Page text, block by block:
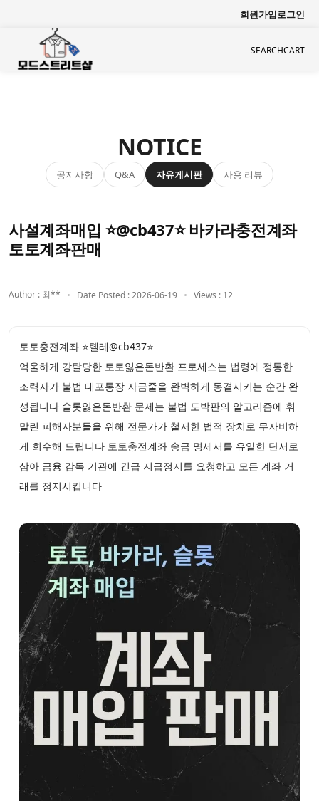
회원가입로그인
SEARCHCART
NOTICE
공지사항 Q&A 자유게시판 사용 리뷰
사설계좌매입 ⭐@cb437⭐ 바카라충전계좌
토토계좌판매
Author : 최** Date Posted : 2026-06-19 Views : 12
토토충전계좌 ⭐톌레@cb437⭐
억울하게 강탈당한 토토잃은돈반환 프로세스는 법령에 정통한
조력자가 불법 대포통장 자금줄을 완벽하게 동결시키는 순간 완
성됩니다 슬롯잃은돈반환 문제는 불법 도박판의 알고리즘에 휘
말린 피해자분들을 위해 전문가가 철저한 법적 장치로 무자비하
게 회수해 드립니다 토토충전계좌 송금 명세서를 유일한 단서로
삼아 금융 감독 기관에 긴급 지급정지를 요청하고 모든 계좌 거
래를 정지시킵니다